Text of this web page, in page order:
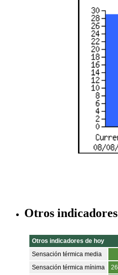
Otros indicadores